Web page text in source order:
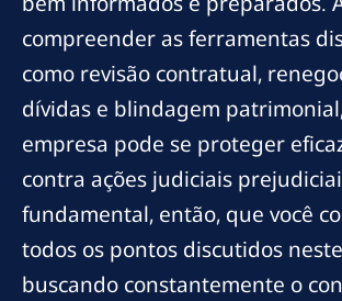
compreender as ferramentas
como revisão contratual,
dívidas e blindagem
empresa pode se proteger
contra ações judiciais
fundamental, então, que você
todos os pontos discutidos
buscando constantemente o